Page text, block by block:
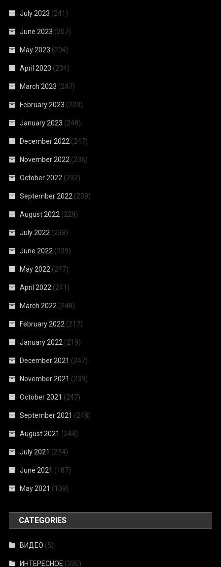
July 2023 (241)
June 2023 (207)
May 2023 (204)
April 2023 (234)
March 2023 (247)
February 2023 (220)
January 2023 (248)
December 2022 (247)
November 2022 (236)
October 2022 (232)
September 2022 (239)
August 2022 (229)
July 2022 (238)
June 2022 (239)
May 2022 (247)
April 2022 (241)
March 2022 (248)
February 2022 (217)
January 2022 (219)
December 2021 (247)
November 2021 (239)
October 2021 (247)
September 2021 (248)
August 2021 (244)
July 2021 (224)
June 2021 (187)
May 2021 (109)
CATEGORIES
ВИДЕО (5)
ИНТЕРЕСНОЕ (330)